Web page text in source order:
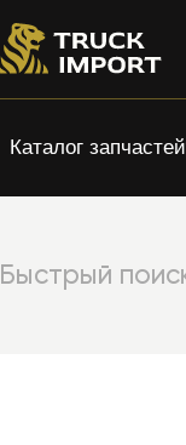
Каталог запчастей
Быстрый